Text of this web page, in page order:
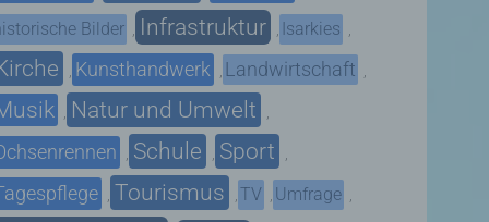
Bilder , Infrastruktur , Isarkies ,
, Kunsthandwerk , Landwirtschaft ,
, Natur und Umwelt ,
, Schule , Sport ,
, Tourismus ,TV , Umfrage ,